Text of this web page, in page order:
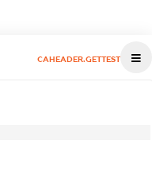
CAHEADER.GETTEST